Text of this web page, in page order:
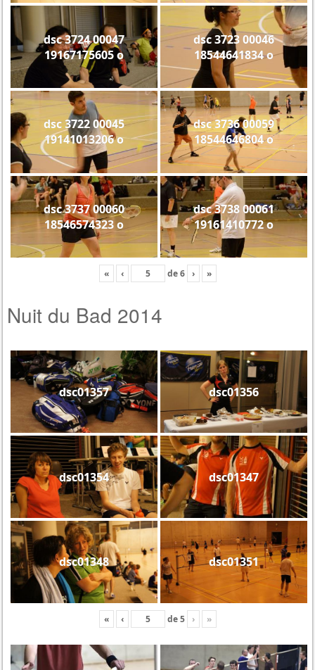
dsc 3724 00047
19167175605 o
dsc 3723 00046
18544641834 o
dsc 3722 00045
19141013206 o
dsc 3736 00059
18544646804 o
dsc 3737 00060
18546574323 o
dsc 3738 00061
19161410772 o
« ‹ de6 › »
Nuit du Bad 2014
dsc01357 dsc01356
dsc01354 dsc01347
dsc01348 dsc01351
« ‹ de5 › »